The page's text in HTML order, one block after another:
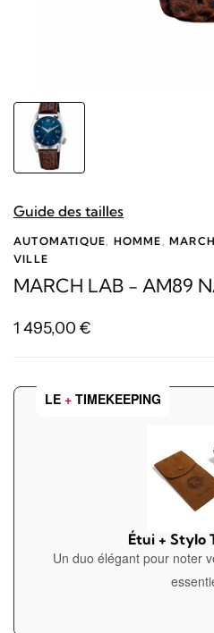
Guide des tailles
AUTOMATIQUE HOMME ,
VILLE
MARCH LAB - AM89
1 495,00 €
LE + TIMEKEEPING
Étui + Stylo
Un duo élégant pour noter